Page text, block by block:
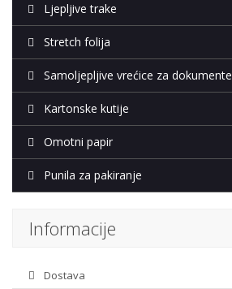
Ljepljive trake
Stretch folija
Samoljepljive vrećice za dokumente
Kartonske kutije
Omotni papir
Punila za pakiranje
Informacije
Dostava